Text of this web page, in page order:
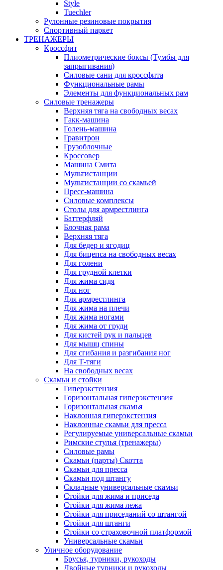
Style
Tuechler
Рулонные резиновые покрытия
Спортивный паркет
ТРЕНАЖЕРЫ
Кроссфит
Плиометрические боксы (Тумбы для
запрыгивания)
Силовые сани для кроссфита
Функциональные рамы
Элементы для функциональных рам
Силовые тренажеры
Верхняя тяга на свободных весах
Гакк-машина
Голень-машина
Гравитрон
Грузоблочные
Кроссовер
Машина Смита
Мультистанции
Мультистанции со скамьей
Пресс-машина
Силовые комплексы
Столы для армрестлинга
Баттерфляй
Блочная рама
Верхняя тяга
Для бедер и ягодиц
Для бицепса на свободных весах
Для голени
Для грудной клетки
Для жима сидя
Для ног
Для армрестлинга
Для жима на плечи
Для жима ногами
Для жима от груди
Для кистей рук и пальцев
Для мышц спины
Для сгибания и разгибания ног
Для Т-тяги
На свободных весах
Скамьи и стойки
Гиперэкстензия
Горизонтальная гиперэкстензия
Горизонтальная скамья
Наклонная гиперэкстензия
Наклонные скамьи для пресса
Регулируемые универсальные скамьи
Римские стулья (тренажеры)
Силовые рамы
Скамьи (парты) Скотта
Скамьи для пресса
Скамьи под штангу
Складные универсальные скамьи
Стойки для жима и приседа
Стойки для жима лежа
Стойки для приседаний со штангой
Стойки для штанги
Стойки со страховочной платформой
Универсальные скамьи
Уличное оборудование
Брусья, турники, рукоходы
Двойные турники и рукоходы